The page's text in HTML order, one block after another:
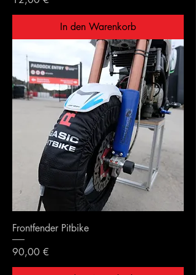
In den Warenkorb
Frontfender Pitbike
Preis
90,00 €